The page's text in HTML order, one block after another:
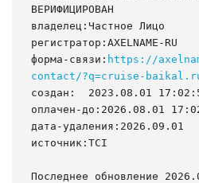
ВЕРИФИЦИРОВАН
владелец:Частное Лицо
регистратор:AXELNAME-RU
форма-связи: https://
contact/?q=cruise-
создан:  2023.08.01
оплачен-до:2026.08.01
дата-удаления:2026.09.01
источник:TCI
Последнее обновление